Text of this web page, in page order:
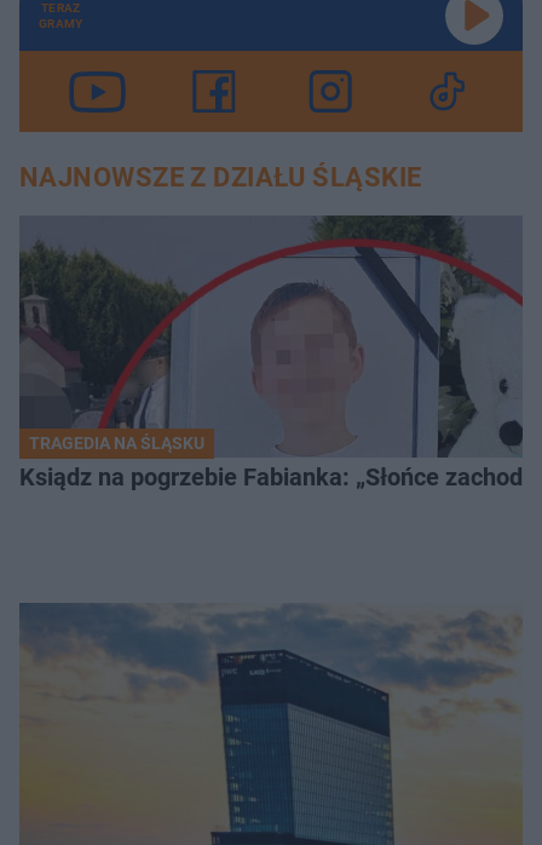
TERAZ
GRAMY
NAJNOWSZE Z DZIAŁU ŚLĄSKIE
TRAGEDIA NA ŚLĄSKU
Ksiądz na pogrzebie Fabianka: „Słońce